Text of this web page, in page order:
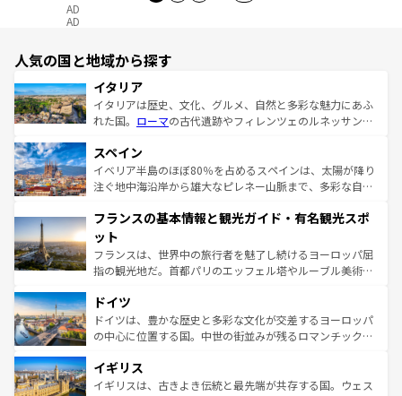
AD
AD
人気の国と地域から探す
イタリア
イタリアは歴史、文化、グルメ、自然と多彩な魅力にあふ
れた国。 ローマの古代遺跡やフィレンツェのルネッサンス
ろん、トスカーナの美しい田園風景やアマルフィ海岸の絶
景など、自然景観も見逃せない。観光の合間には、本場の
ピザやパスタなど、絶品のイタリア料理を堪能することも
ませてくれるイタリアで、忘れられない旅をしてみよう！
なお、新着のイタリア情報は
しい。
スペイン
イベリア半島のほぼ80％を占めるスペインは、太陽が降り
注ぐ地中海沿岸から雄大なピレネー山脈まで、多彩な自然
文化が根付くこの国では、情熱的なフラメンコ、熱気あふ
れる闘牛、そして美味しいタパスが生活の一部となってい
る。首都マドリードの洗練された雰囲気や、バルセロナの
アートに溢れた街角から、地方では古代ローマ遺跡や中世
せる。地方によって風土や気候が異なるスペインはその個
性で訪れる人を魅了する。 なお、新着のスペイン情報は コ
ンテンツ一覧を参照してほしい。
フランスの基本情報と観光ガイド・有名観光スポ
ット
フランスは、世界中の旅行者を魅了し続けるヨーロッパ屈
指の観光地だ。首都パリのエッフェル塔やルーブル美術館
で、幅広い魅力が詰まっている。華麗な宮殿、歴史的な大
聖堂、美しいビーチ、そして豊かな自然が、訪れる者を心
から魅了する。また、フランスは美食の国としても知ら
いる。シャンパンの発祥地であるランス、プロヴァンスの
香り高いラベンダー畑など、多彩な楽しみ方が可能だ。さ
ドイツ
ドイツは、豊かな歴史と多彩な文化が交差するヨーロッパ
の中心に位置する国。中世の街並みが残るロマンチック街
顔を持つこの国は、どこを歩いても飽きることがない。ベ
ルリンの文化的活気、バイエルン州のアルプスの絶景、そ
イギリス
イギリスは、古きよき伝統と最先端が共存する国。ウェス